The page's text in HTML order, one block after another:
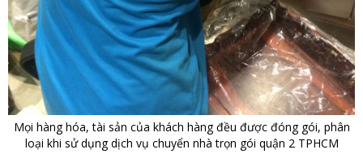
Mọi hàng hóa, tài sản của khách hàng đều được đóng gói, phân
loại khi sử dụng dịch vụ chuyển nhà trọn gói quận 2 TPHCM